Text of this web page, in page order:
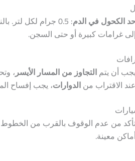
الكحول في الدم
غرامات كبيرة أو حتى السجن.
أن يتمالتجاوز من المسار الأيسر،
عند الاقتراب منالدوارات، يجب إفساح
من عدم الوقوف بالقرب من الخطوط
معينة.